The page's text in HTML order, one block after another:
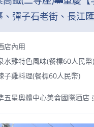
彈子石老街、長江匯
店內用
水雞特色風味(餐標60人民幣)
子雞料理(餐標60人民幣)
五星奧體中心美侖國際酒店